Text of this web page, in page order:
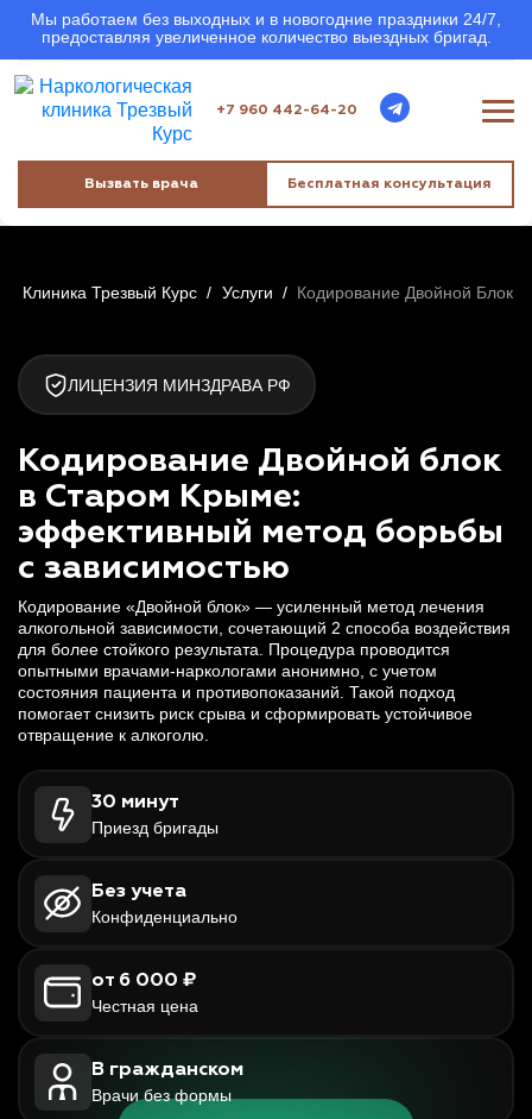
Мы работаем без выходных и в новогодние праздники 24/7,
предоставляя увеличенное количество выездных бригад.
+7 960 442-64-20
Вызвать врача Бесплатная консультация
Клиника Трезвый Курс / Услуги / Кодирование Двойной Блок
ЛИЦЕНЗИЯ МИНЗДРАВА РФ
Кодирование Двойной блок
в Старом Крыме:
эффективный метод борьбы
с зависимостью
Кодирование «Двойной блок» — усиленный метод лечения
алкогольной зависимости, сочетающий 2 способа воздействия
для более стойкого результата. Процедура проводится
опытными врачами-наркологами анонимно, с учетом
состояния пациента и противопоказаний. Такой подход
помогает снизить риск срыва и сформировать устойчивое
отвращение к алкоголю.
30 минут
Приезд бригады
Без учета
Конфиденциально
от 6 000 ₽
Честная цена
В гражданском
Врачи без формы